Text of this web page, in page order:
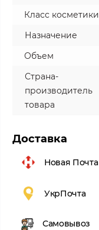
Класс косметики
Назначение
Объем
Страна-
производитель
товара
Доставка
Новая Почта
УкрПочта
Самовывоз